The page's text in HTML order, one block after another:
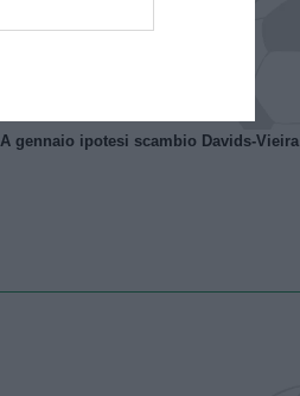
A gennaio ipotesi scambio Davids-Vieira